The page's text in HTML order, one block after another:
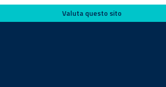
Valuta questo sito